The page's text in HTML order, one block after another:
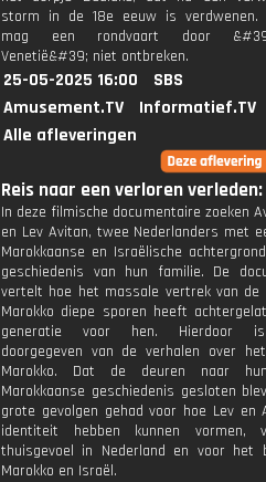
storm in de 18e eeuw is verdwenen.
mag een rondvaart door
Venetië&#39; niet ontbreken.
25-05-2025 16:00
SBS
Amusement.TV
Informatief.TV
Alle afleveringen
Reis naar een verloren
In deze filmische documentaire zoeken
en Lev Avitan, twee Nederlanders met
Marokkaanse en Israëlische
geschiedenis van hun familie. De
vertelt hoe het massale vertrek van de
Marokko diepe sporen heeft
generatie voor hen. Hierdoor
doorgegeven van de verhalen over
Marokko. Dat de deuren naar
Marokkaanse geschiedenis gesloten
grote gevolgen gehad voor hoe Lev en
identiteit hebben kunnen vormen,
thuisgevoel in Nederland en voor het
Marokko en Israël.